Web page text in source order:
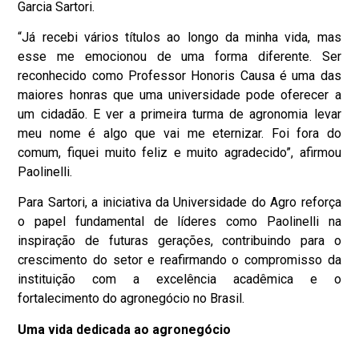
Garcia Sartori.
“Já recebi vários títulos ao longo da minha vida, mas
esse me emocionou de uma forma diferente. Ser
reconhecido como Professor Honoris Causa é uma das
maiores honras que uma universidade pode oferecer a
um cidadão. E ver a primeira turma de agronomia levar
meu nome é algo que vai me eternizar. Foi fora do
comum, fiquei muito feliz e muito agradecido”, afirmou
Paolinelli.
Para Sartori, a iniciativa da Universidade do Agro reforça
o papel fundamental de líderes como Paolinelli na
inspiração de futuras gerações, contribuindo para o
crescimento do setor e reafirmando o compromisso da
instituição com a excelência acadêmica e o
fortalecimento do agronegócio no Brasil.
Uma vida dedicada ao agronegócio